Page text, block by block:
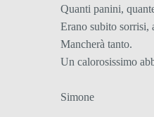
Quanti panini,
Erano subito sorrisi,
Mancherà tanto.
Un calorosissimo
Simone